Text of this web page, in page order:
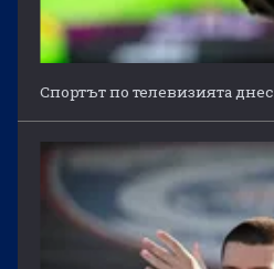
Спортът по телевизията днес